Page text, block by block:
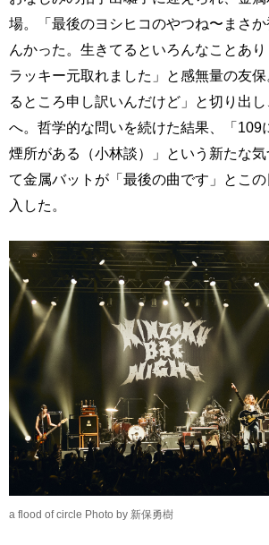
場。「最後のヨシヒコのやつね〜まさ
んかった。生きてるといろんなことあ
ラッキー元取れました」と感無量の友
るところ申し訳いんだけど」と切り出
へ。哲学的な問いを続けた結果、「109
煙所がある（小林談）」という新たな
て金属バットが「最後の曲です」とこ
入した。
a flood of circle Photo by 新保勇樹